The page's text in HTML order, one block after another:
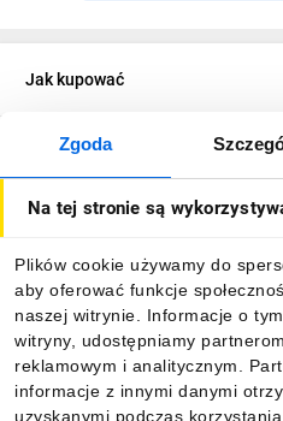
Zgoda
Na tej stronie są
Plików cookie używamy do
aby oferować funkcje
naszej witrynie. Informacje o
witryny, udostępniamy
reklamowym i analitycznym.
informacje z innymi danymi
uzyskanymi podczas
Jak kupować
O firmie
Informacje
Pobierz naszą